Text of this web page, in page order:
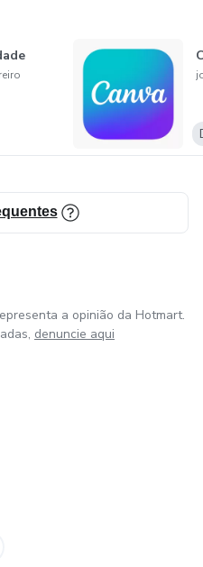
a opinião da Hotmart.
denuncie aqui